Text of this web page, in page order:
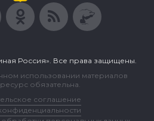
Россия». Все права защищены.
использовании материалов
обязательна.
соглашение